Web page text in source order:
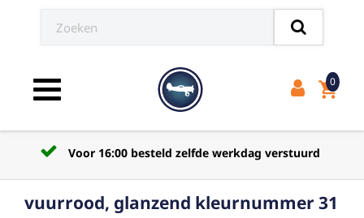
Toggle navigation shopping_cart
0
Voor 16:00 besteld zelfde werkdag verstuurd
vuurrood, glanzend kleurnummer 31